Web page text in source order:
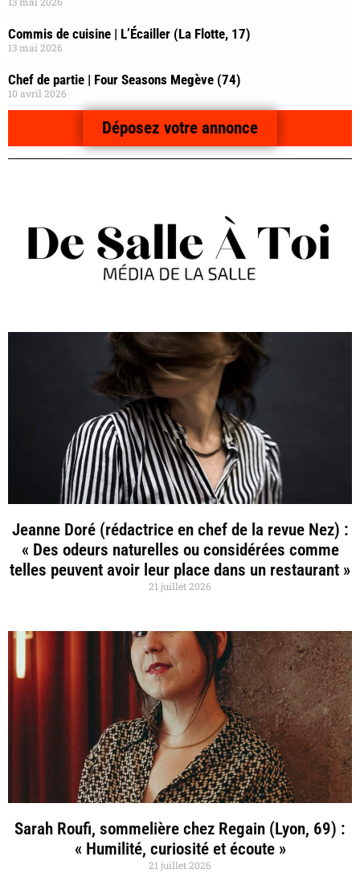
Commis de cuisine | L’Écailler (La Flotte, 17)
13 mai 2026
Chef de partie | Four Seasons Megève (74)
10 avril 2026
Déposez votre annonce
Jeanne Doré (rédactrice en chef de la revue Nez) :
« Des odeurs naturelles ou considérées comme
telles peuvent avoir leur place dans un restaurant »
21 juillet 2026
Sarah Roufi, sommelière chez Regain (Lyon, 69) :
« Humilité, curiosité et écoute »
21 juillet 2026